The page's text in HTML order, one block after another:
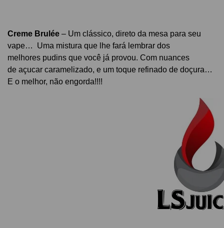
Creme Brulée – Um clássico, direto da mesa para seu
vape… Uma mistura que lhe fará lembrar dos
melhores pudins que você já provou. Com nuances
de açucar caramelizado, e um toque refinado de doçura…
E o melhor, não engorda!!!!